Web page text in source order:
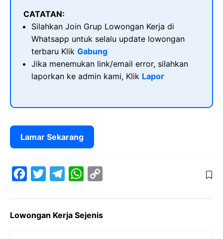
CATATAN:
Silahkan Join Grup Lowongan Kerja di
Whatsapp untuk selalu update lowongan
terbaru Klik Gabung
Jika menemukan link/email error, silahkan
laporkan ke admin kami, Klik Lapor
Lamar Sekarang
e
t
e
W
t
y
Lowongan Kerja Sejenis